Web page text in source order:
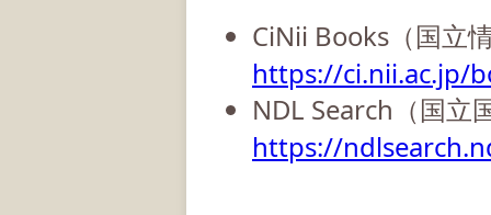
CiNii Books（国立
https://ci.nii.ac.jp/
NDL Search（国立
https://